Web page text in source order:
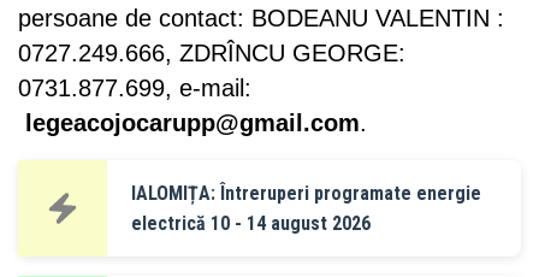
persoane de contact: BODEANU VALENTIN :
0727.249.666, ZDRÎNCU GEORGE:
0731.877.699, e-mail:
legeacojocarupp@gmail.com.
IALOMIȚA: Întreruperi programate energie
electrică 10 - 14 august 2026